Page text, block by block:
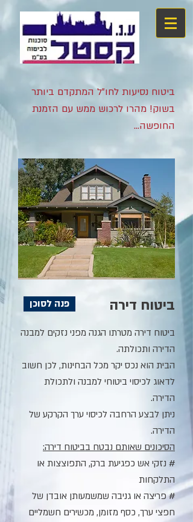
ביטוח נסיעות לחו"ל המתקדם ביותר
בשוק! מהרו לרכוש ממש עם הזמנת
החופשה...
פנה לסוכן ביטוח דירה
ביטוח דירה מטרתו הגנה מפני נזקים למבנה
הדירה ותכולתה.
הבית הוא נכס יקר מכל הבחינות, לכן חשוב
לדאוג לכיסוי ביטוחי למבנה ולתכולת
הדירה.
ניתן לבצע הרחבה לכיסוי ערך הקרקע של
הדירה.
הסיכונים שאותם נבטח בביטוח דירה:
# נזקי אש כפגיעת ברק, התפוצצות או
התלקחות
# פריצה או גניבה שמשמעותן אובדן של
חפצי ערך, כסף מזומן, מכשירים חשמליים